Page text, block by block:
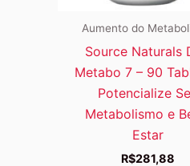
Aumento do
Source Naturals
Metabo 7 – 90
Potencialize
Metabolismo e
Estar
R$281,88